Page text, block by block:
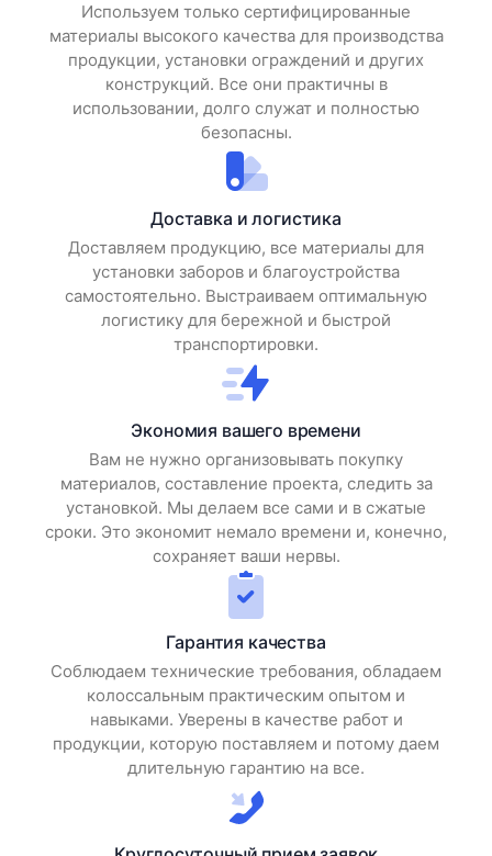
Используем только сертифицированные
материалы высокого качества для производства
продукции, установки ограждений и других
конструкций. Все они практичны в
использовании, долго служат и полностью
безопасны.
Доставка и логистика
Доставляем продукцию, все материалы для
установки заборов и благоустройства
самостоятельно. Выстраиваем оптимальную
логистику для бережной и быстрой
транспортировки.
Экономия вашего времени
Вам не нужно организовывать покупку
материалов, составление проекта, следить за
установкой. Мы делаем все сами и в сжатые
сроки. Это экономит немало времени и, конечно,
сохраняет ваши нервы.
Гарантия качества
Соблюдаем технические требования, обладаем
колоссальным практическим опытом и
навыками. Уверены в качестве работ и
продукции, которую поставляем и потому даем
длительную гарантию на все.